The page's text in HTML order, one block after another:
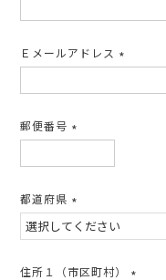
須)
Ｅメールアドレス
須)
郵便番号
須)
都道府県
(必
須)
住所１（市区町村）